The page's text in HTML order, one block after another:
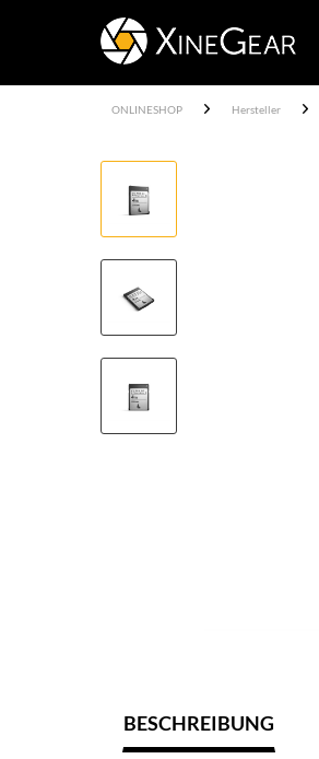
ONLINESHOP Hersteller
BESCHREIBUNG